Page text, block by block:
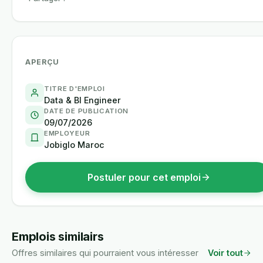
APERÇU
TITRE D'EMPLOI
Data & BI Engineer
DATE DE PUBLICATION
09/07/2026
EMPLOYEUR
Jobiglo Maroc
Postuler pour cet emploi
Emplois similairs
Offres similaires qui pourraient vous intéresser Voir tout